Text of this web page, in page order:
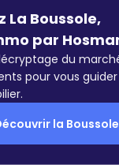
La Boussole,
par
du
pour vous
la Boussole